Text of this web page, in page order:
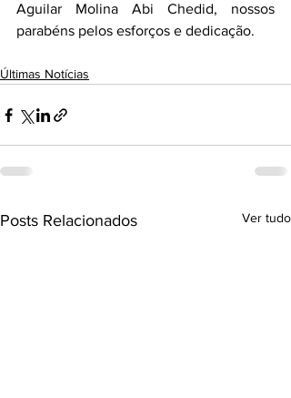
Aguilar Molina Abi Chedid, nossos
parabéns pelos esforços e dedicação.
Últimas Notícias
Posts Relacionados Ver tudo